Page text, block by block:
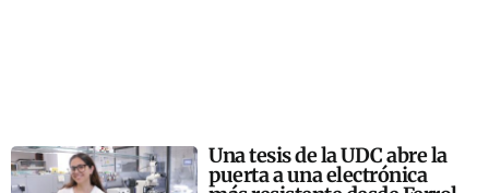
Una tesis de la UDC abre la
puerta a una electrónica